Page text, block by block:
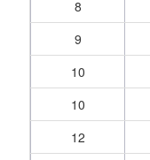
8
9
10
10
12